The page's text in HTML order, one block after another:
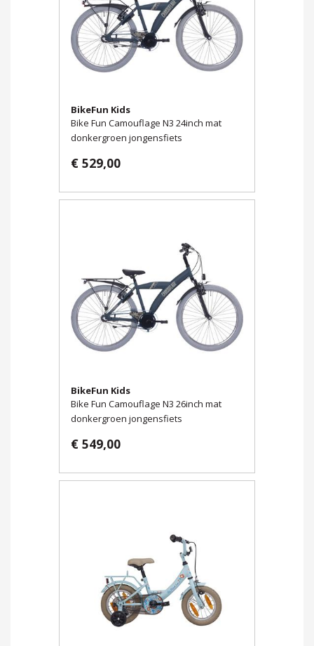
BikeFun Kids
Bike Fun Camouflage N3 24inch mat
donkergroen jongensfiets
€ 529,00
BikeFun Kids
Bike Fun Camouflage N3 26inch mat
donkergroen jongensfiets
€ 549,00